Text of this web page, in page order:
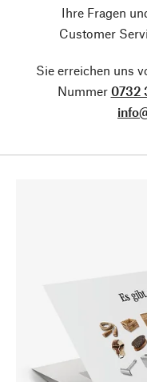
Ihre Fragen
Customer
Sie erreichen uns
Nummer 0732